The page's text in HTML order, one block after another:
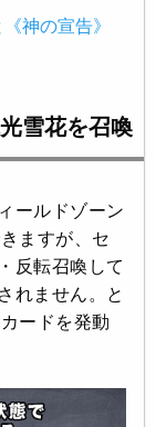
神の宣告》
雪花を召喚
ールドゾーン
ますが、セ
反転召喚して
れません。と
ードを発動